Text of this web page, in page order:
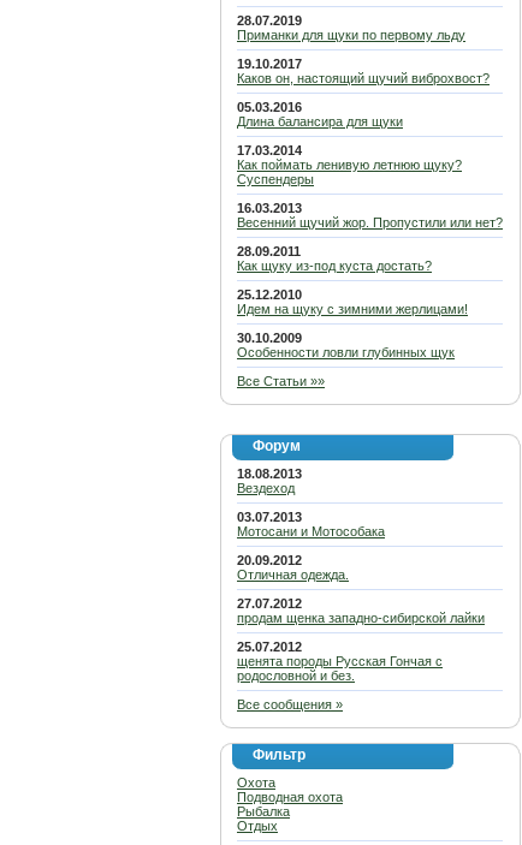
28.07.2019
Приманки для щуки по первому льду
19.10.2017
Каков он, настоящий щучий виброхвост?
05.03.2016
Длина балансира для щуки
17.03.2014
Как поймать ленивую летнюю щуку?
Суспендеры
16.03.2013
Весенний щучий жор. Пропустили или нет?
28.09.2011
Как щуку из-под куста достать?
25.12.2010
Идем на щуку с зимними жерлицами!
30.10.2009
Особенности ловли глубинных щук
Все Статьи »»
Форум
18.08.2013
Вездеход
03.07.2013
Мотосани и Мотособака
20.09.2012
Отличная одежда.
27.07.2012
продам щенка западно-сибирской лайки
25.07.2012
щенята породы Русская Гончая с
родословной и без.
Все сообщения »
Фильтр
Охота
Подводная охота
Рыбалка
Отдых